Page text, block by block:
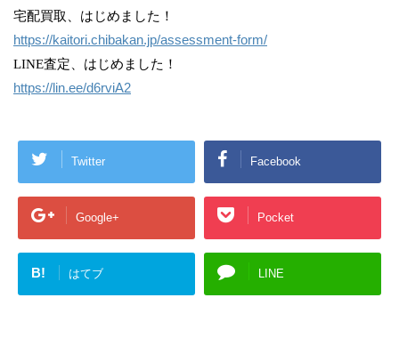
宅配買取、はじめました！
https://kaitori.chibakan.jp/assessment-form/
LINE査定、はじめました！
https://lin.ee/d6rviA2
Twitter Facebook
Google+ Pocket
B! はてブ LINE